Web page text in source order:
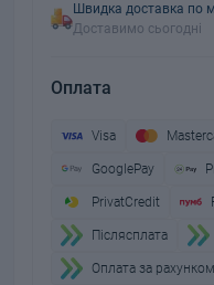
Швидка доставка по
Доставимо сьогодні
Оплата
Visa
GooglePay
PrivatCredit
Пiслясплата
Оплата за рахунком